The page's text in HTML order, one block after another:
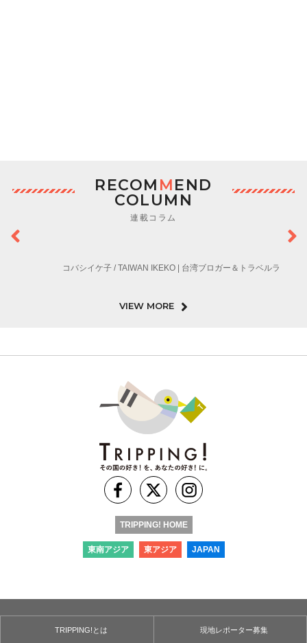
RECOM MEND
COLUMN
連載コラム
コバシイケ子 / TAIWAN IKEKO | 台湾ブロガー＆トラベルラ
VIEW MORE
TRIPPING! HOME
東南アジア 東アジア JAPAN
TRIPPING!とは 現地レポーター募集